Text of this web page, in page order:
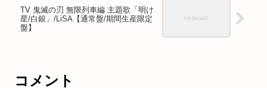
TV 鬼滅の刃 無限列車編 主題歌「明け
星/白銀」/LiSA【通常盤/期間生産限定
盤】
コメント